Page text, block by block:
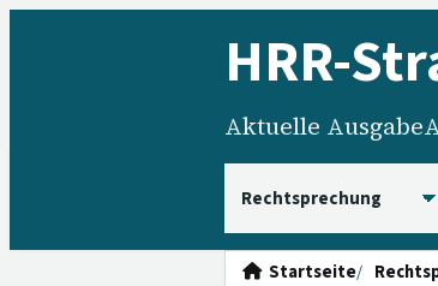
HRR-
Aktuelle Ausgabe
Startseite